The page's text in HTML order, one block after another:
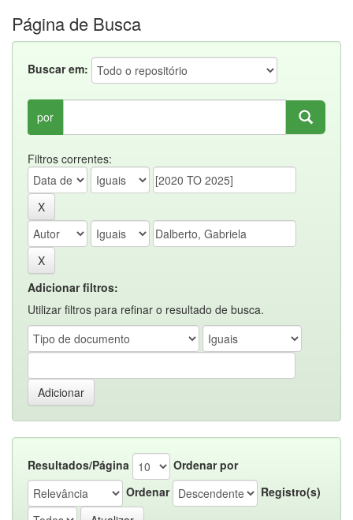
Página de Busca
Buscar em:
por
Filtros correntes:
Adicionar filtros:
Utilizar filtros para refinar o resultado de busca.
Resultados/Página
Ordenar por
Ordenar
Registro(s)